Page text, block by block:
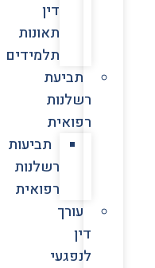
דין
תאונות
תלמידים
תביעת
רשלנות
רפואית
תביעות
רשלנות
רפואית
עורך
דין
לנפגעי